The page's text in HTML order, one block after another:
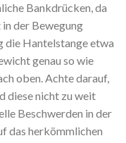
Bankdrücken, da
der Bewegung
die Hantelstange etwa
genau so wie
oben. Achte darauf,
diese nicht zu weit
Beschwerden in der
das herkömmlichen